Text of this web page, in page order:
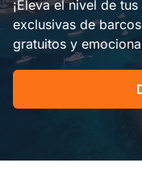
¡Eleva el nivel de
exclusivas de
gratuitos y